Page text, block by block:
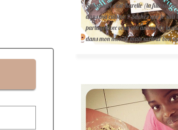
Salut, moi c'est Karelle (la fille sur la
dans ma cuisine ? Sachez que je
partage avec vous son amour de la
dans mon monde mais surtout bon